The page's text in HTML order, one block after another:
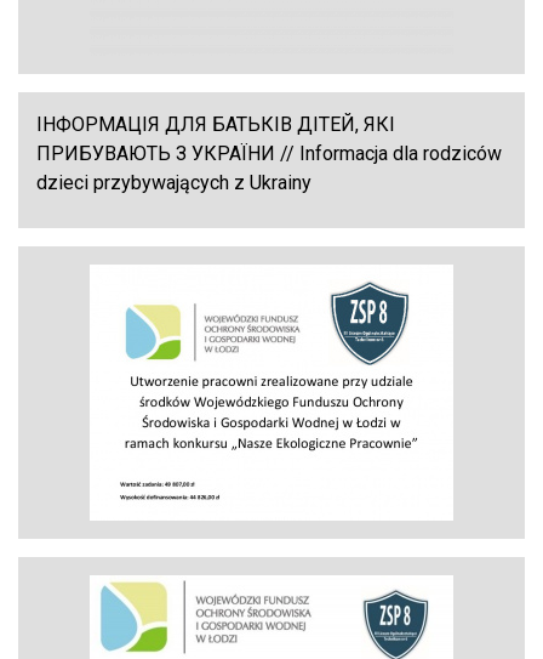
ІНФОРМАЦІЯ ДЛЯ БАТЬКІВ ДІТЕЙ, ЯКІ
ПРИБУВАЮТЬ З УКРАЇНИ // Informacja dla rodziców
dzieci przybywających z Ukrainy